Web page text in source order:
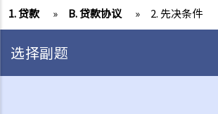
1. 贷款
» B. 贷款协议 » 2. 先决条件
选择副题